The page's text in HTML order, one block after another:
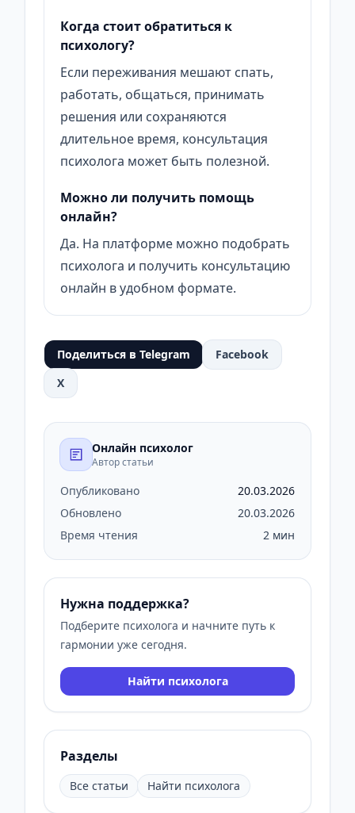
Когда стоит обратиться к
психологу?
Если переживания мешают спать,
работать, общаться, принимать
решения или сохраняются
длительное время, консультация
психолога может быть полезной.
Можно ли получить помощь
онлайн?
Да. На платформе можно подобрать
психолога и получить консультацию
онлайн в удобном формате.
Поделиться в Telegram
Facebook
X
Онлайн психолог
Автор статьи
Опубликовано
20.03.2026
Обновлено
20.03.2026
Время чтения
2 мин
Нужна поддержка?
Подберите психолога и начните путь к
гармонии уже сегодня.
Найти психолога
Разделы
Все статьи Найти психолога